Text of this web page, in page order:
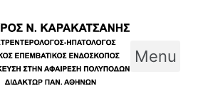
Menu